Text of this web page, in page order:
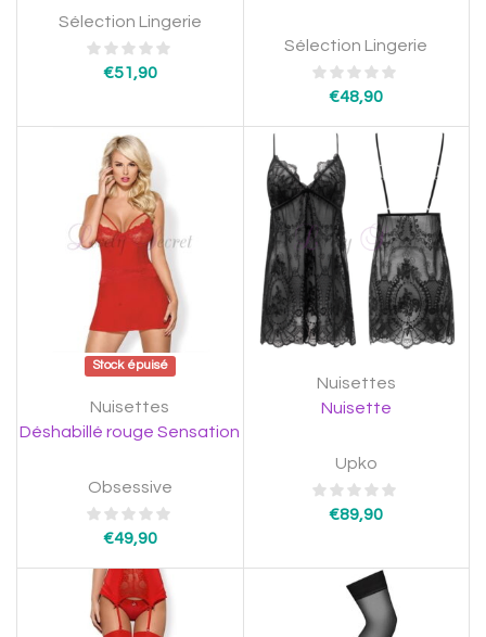
Sélection Lingerie
€51,90
Sélection Lingerie
€48,90
Stock épuisé
Nuisettes
Déshabillé rouge Sensation
Obsessive
€49,90
Nuisettes
Nuisette
Upko
€89,90